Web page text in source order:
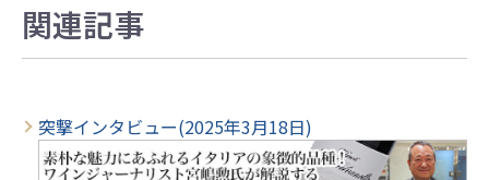
関連記事
突撃インタビュー(2025年3月18日)